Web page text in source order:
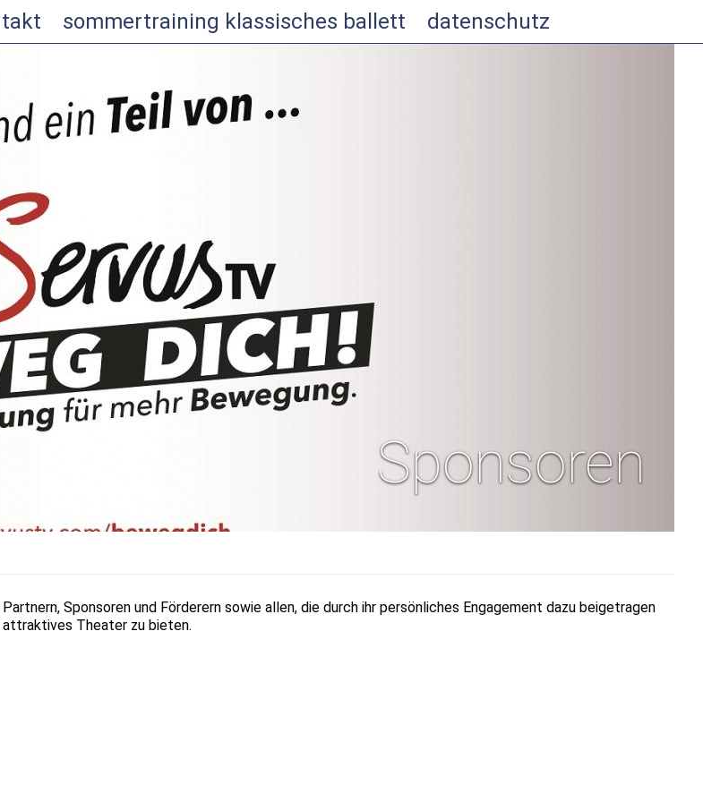
sommertraining klassisches ballett datenschutz
Sponsoren
Sponsoren und Förderern sowie allen, die durch ihr persönliches Engagement dazu beigetragen
attraktives Theater zu bieten.